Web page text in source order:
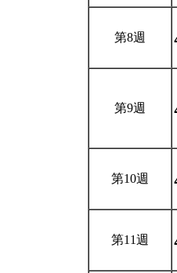
第8週
第9週
第10週
第11週